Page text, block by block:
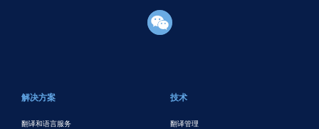
解决方案
翻译和语言服务
技术
翻译管理